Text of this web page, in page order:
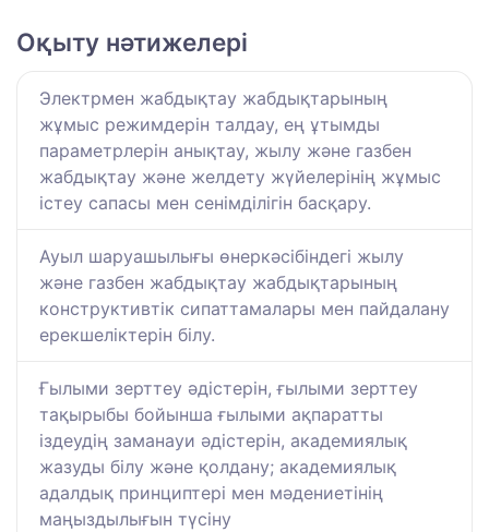
Оқыту нәтижелері
Электрмен жабдықтау жабдықтарының
жұмыс режимдерін талдау, ең ұтымды
параметрлерін анықтау, жылу және газбен
жабдықтау және желдету жүйелерінің жұмыс
істеу сапасы мен сенімділігін басқару.
Ауыл шаруашылығы өнеркәсібіндегі жылу
және газбен жабдықтау жабдықтарының
конструктивтік сипаттамалары мен пайдалану
ерекшеліктерін білу.
Ғылыми зерттеу әдістерін, ғылыми зерттеу
тақырыбы бойынша ғылыми ақпаратты
іздеудің заманауи әдістерін, академиялық
жазуды білу және қолдану; академиялық
адалдық принциптері мен мәдениетінің
маңыздылығын түсіну